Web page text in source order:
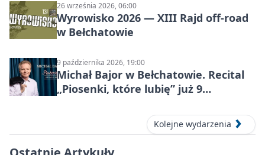
26 września 2026, 06:00
Wyrowisko 2026 — XIII Rajd off‑road
w Bełchatowie
9 października 2026, 19:00
Michał Bajor w Bełchatowie. Recital
„Piosenki, które lubię” już 9
Kolejne wydarzenia